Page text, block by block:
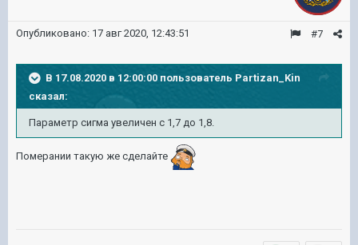
#7
Опубликовано: 17 авг 2020, 12:43:51
В 17.08.2020 в 12:00:00 пользователь Partizan_Kin
сказал:
Параметр сигма увеличен с 1,7 до 1,8.
Померании такую же сделайте